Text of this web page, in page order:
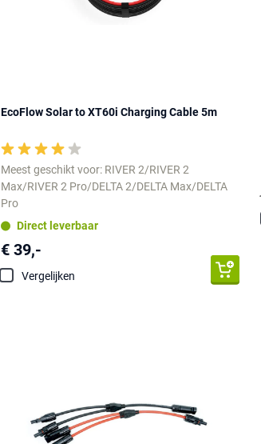
EcoFlow Solar to XT60i Charging Cable 5m
Meest geschikt voor: RIVER 2/RIVER 2
Max/RIVER 2 Pro/DELTA 2/DELTA Max/DELTA
Pro
Direct leverbaar
€ 39,-
Vergelijken